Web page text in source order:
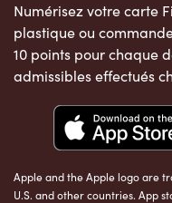
Numérisez votre carte
plastique ou
10 points pour chaque
admissibles effectués
Apple and the Apple logo are
U.S. and other countries. App